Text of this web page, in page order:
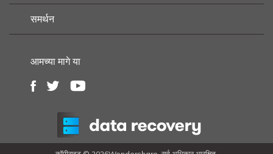
समर्थन
आमच्या मागे या